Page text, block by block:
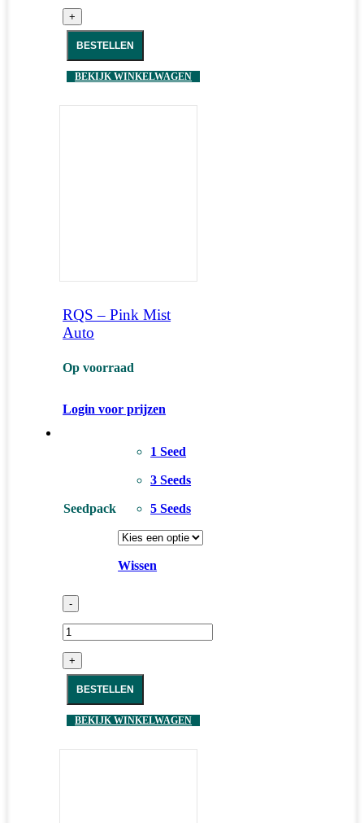
+
BESTELLEN
BEKIJK WINKELWAGEN
RQS – Pink Mist
Auto
Op voorraad
Login voor prijzen
Seedpack
1 Seed
3 Seeds
5 Seeds
Wissen
-
+
BESTELLEN
BEKIJK WINKELWAGEN